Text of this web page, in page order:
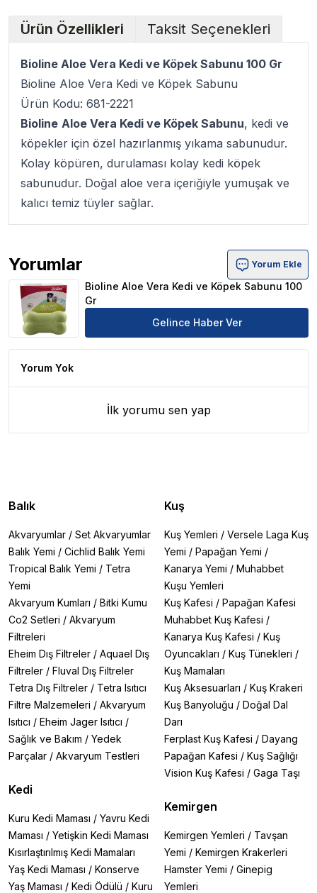
Ürün Özellikleri Taksit Seçenekleri
Bioline Aloe Vera Kedi ve Köpek Sabunu 100 Gr
Bioline Aloe Vera Kedi ve Köpek Sabunu
Ürün Kodu: 681-2221
Bioline Aloe Vera Kedi ve Köpek Sabunu, kedi ve
köpekler için özel hazırlanmış yıkama sabunudur.
Kolay köpüren, durulaması kolay kedi köpek
sabunudur. Doğal aloe vera içeriğiyle yumuşak ve
kalıcı temiz tüyler sağlar.
Yorumlar
Bioline Aloe Vera Kedi ve Köpek Sabunu 100 Gr Ürün
Yorum Ekle
Bioline Aloe Vera Kedi ve Köpek Sabunu 100
Gr
Gelince Haber Ver
Yorum Yok
İlk yorumu sen yap
Balık
Akvaryumlar / Set Akvaryumlar
Balık Yemi / Cichlid Balık Yemi
Tropical Balık Yemi / Tetra
Yemi
Akvaryum Kumları / Bitki Kumu
Co2 Setleri / Akvaryum
Filtreleri
Eheim Dış Filtreler / Aquael Dış
Filtreler / Fluval Dış Filtreler
Tetra Dış Filtreler / Tetra Isıtıcı
Filtre Malzemeleri / Akvaryum
Isıtıcı / Eheim Jager Isıtıcı /
Sağlık ve Bakım / Yedek
Parçalar / Akvaryum Testleri
Kedi
Kuru Kedi Maması / Yavru Kedi
Maması / Yetişkin Kedi Maması
Kısırlaştırılmış Kedi Mamaları
Yaş Kedi Maması / Konserve
Yaş Maması / Kedi Ödülü / Kuru
Kuş
Kuş Yemleri / Versele Laga Kuş
Yemi / Papağan Yemi /
Kanarya Yemi / Muhabbet
Kuşu Yemleri
Kuş Kafesi / Papağan Kafesi
Muhabbet Kuş Kafesi /
Kanarya Kuş Kafesi / Kuş
Oyuncakları / Kuş Tünekleri /
Kuş Mamaları
Kuş Aksesuarları / Kuş Krakeri
Kuş Banyoluğu / Doğal Dal
Darı
Ferplast Kuş Kafesi / Dayang
Papağan Kafesi / Kuş Sağlığı
Vision Kuş Kafesi / Gaga Taşı
Kemirgen
Kemirgen Yemleri / Tavşan
Yemi / Kemirgen Krakerleri
Hamster Yemi / Ginepig
Yemleri